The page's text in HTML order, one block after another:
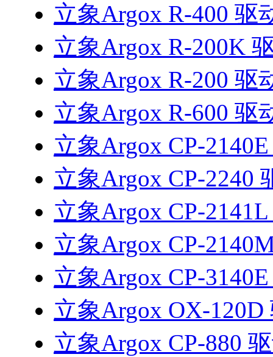
立象Argox R-400 驱
立象Argox R-200K
立象Argox R-200 驱
立象Argox R-600 驱
立象Argox CP-
立象Argox CP-2240
立象Argox CP-
立象Argox CP-
立象Argox CP-
立象Argox OX-120D
立象Argox CP-880